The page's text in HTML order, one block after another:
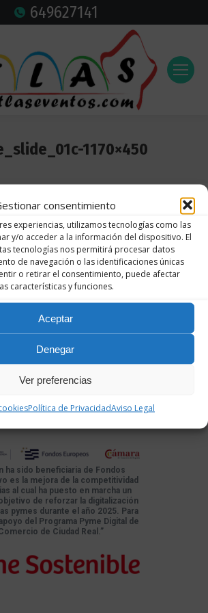
consentimiento
experiencias, utilizamos tecnologías como las
y/o acceder a la información del dispositivo. El
tecnologías nos permitirá procesar datos
de navegación o las identificaciones únicas
o retirar el consentimiento, puede afectar
características y funciones.
Aceptar
Denegar
Ver preferencias
Política de PrivacidadAviso Legal
649627141
1170×450
Legal|Política de cookies
ha sido beneficiaria de Fondos
es la mejora de la competitividad
al cual ha puesto en marcha un
de reforzar la digitalización
pymes durante el año 2025. Para
del Programa Pyme Digital de
de Ciudad Real.”